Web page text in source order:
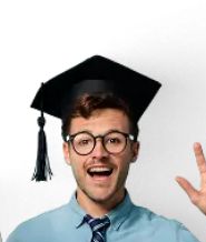
с
и дипломы о
обучения